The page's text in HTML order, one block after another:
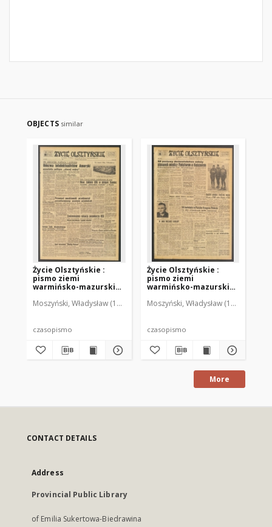
OBJECTS similar
Życie Olsztyńskie :
pismo ziemi
warmińsko-mazurskiej,
Moszyński, Władysław (1922-2001). Red. Mroczkowski, Włodzimierz
czasopismo
Życie Olsztyńskie :
pismo ziemi
warmińsko-mazurskiej,
Moszyński, Władysław (1922-2001).
czasopismo
More
CONTACT DETAILS
Address
Provincial Public Library
of Emilia Sukertowa-Biedrawina